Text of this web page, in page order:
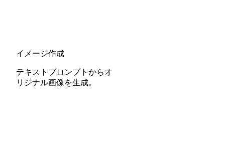
イメージ作成
テキストプロンプトからオ
リジナル画像を生成。